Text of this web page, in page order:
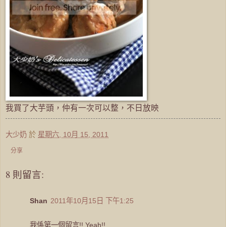
我買了大芋頭，仲有一次可以整，不日放映
大少奶 於 星期六, 10月 15, 2011
分享
8 則留言:
Shan 2011年10月15日 下午1:25
我係第一個留言!! Yeah!!